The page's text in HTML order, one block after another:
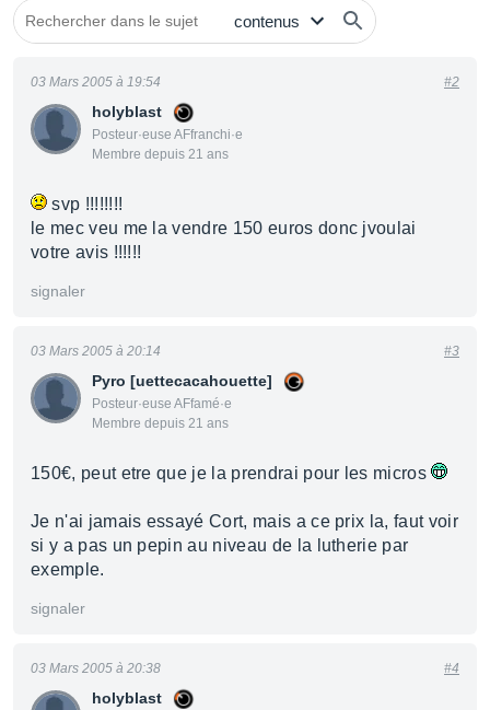
holyblast
Posteur·euse AFfranchi·e
Membre depuis 21 ans
03 Mars 2005 à 19:54 #2
svp !!!!!!!!
le mec veu me la vendre 150 euros donc jvoulai
votre avis !!!!!!
signaler
Pyro [uettecacahouette]
Posteur·euse AFfamé·e
Membre depuis 21 ans
03 Mars 2005 à 20:14 #3
150€, peut etre que je la prendrai pour les micros
Je n'ai jamais essayé Cort, mais a ce prix la, faut voir
si y a pas un pepin au niveau de la lutherie par
exemple.
signaler
holyblast
03 Mars 2005 à 20:38 #4